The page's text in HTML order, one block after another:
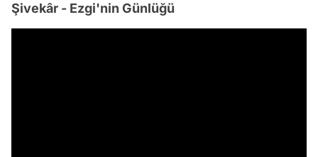
Şivekâr - Ezgi'nin Günlüğü